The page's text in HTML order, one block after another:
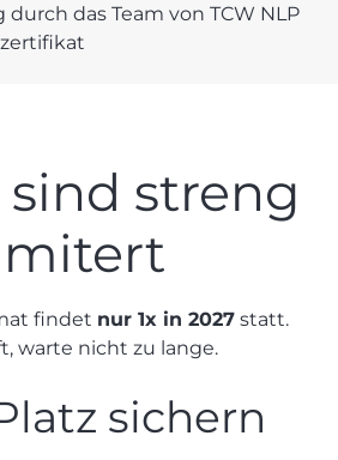
durch das Team von TCW NLP
sind streng
findet nur 1x in 2027 statt.
warte nicht zu lange.
sichern